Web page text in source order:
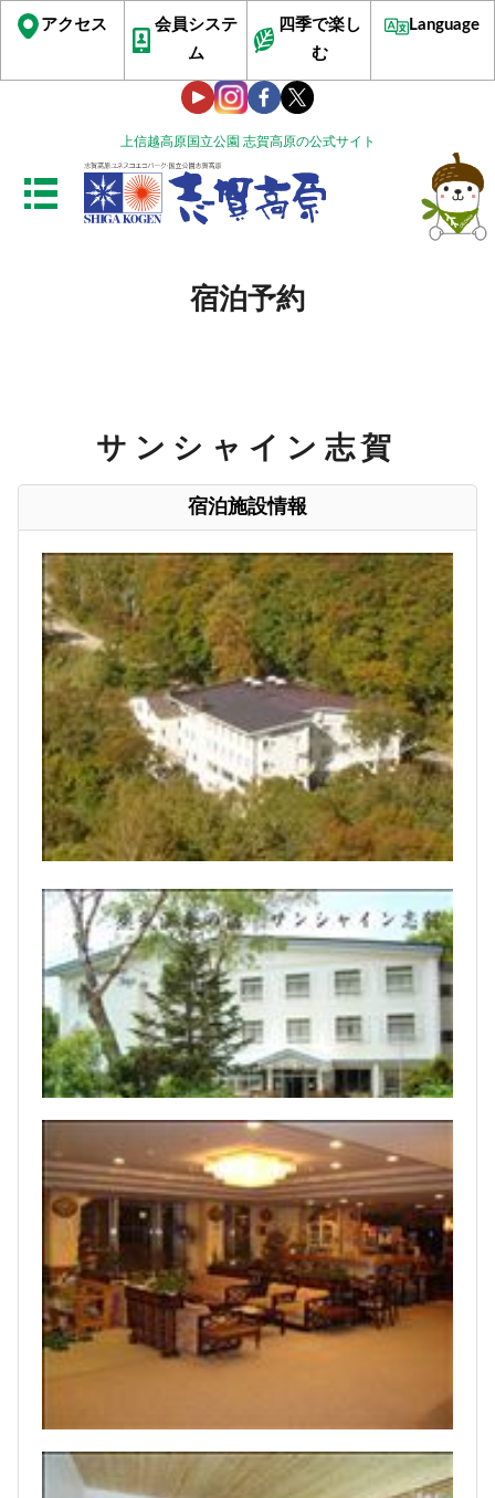
上信越高原国立公園 志賀高原の公式サイト
アクセス
会員システ
ム
四季で楽し
む
Language
宿泊予約
サンシャイン志賀
宿泊施設情報